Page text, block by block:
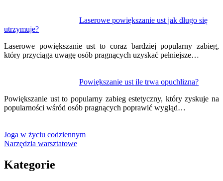
Laserowe powiększanie ust jak długo się
utrzymuje?
Laserowe powiększanie ust to coraz bardziej popularny zabieg,
który przyciąga uwagę osób pragnących uzyskać pełniejsze…
Powiększanie ust ile trwa opuchlizna?
Powiększanie ust to popularny zabieg estetyczny, który zyskuje na
popularności wśród osób pragnących poprawić wygląd…
Joga w życiu codziennym
Narzędzia warsztatowe
Kategorie